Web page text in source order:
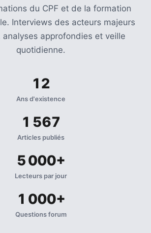
du CPF et de la formation
Interviews des acteurs majeurs
analyses approfondies et veille
quotidienne.
12
Ans d'existence
1 567
Articles publiés
5 000+
Lecteurs par jour
1 000+
Questions forum